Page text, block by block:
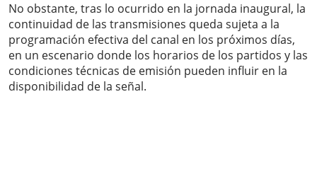
No obstante, tras lo ocurrido en la jornada inaugural, la
continuidad de las transmisiones queda sujeta a la
programación efectiva del canal en los próximos días,
en un escenario donde los horarios de los partidos y las
condiciones técnicas de emisión pueden influir en la
disponibilidad de la señal.